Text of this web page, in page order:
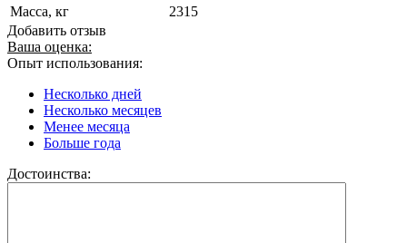
Масса, кг
2315
Добавить отзыв
Ваша оценка:
Опыт использования:
Несколько дней
Несколько месяцев
Менее месяца
Больше года
Достоинства: